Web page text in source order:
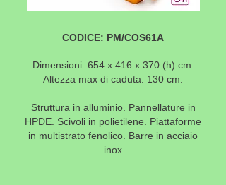
CODICE: PM/COS61A
Dimensioni: 654 x 416 x 370 (h) cm.
Altezza max di caduta: 130 cm.
Struttura in alluminio. Pannellature in
HPDE. Scivoli in polietilene. Piattaforme
in multistrato fenolico. Barre in acciaio
inox